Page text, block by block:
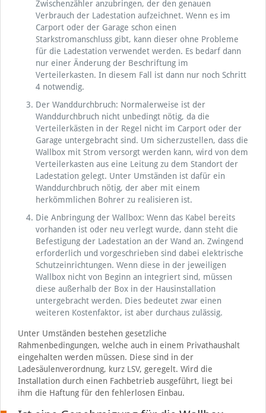
Zwischenzähler anzubringen, der den genauen
Verbrauch der Ladestation aufzeichnet. Wenn es im
Carport oder der Garage schon einen
Starkstromanschluss gibt, kann dieser ohne Probleme
für die Ladestation verwendet werden. Es bedarf dann
nur einer Änderung der Beschriftung im
Verteilerkasten. In diesem Fall ist dann nur noch Schritt
4 notwendig.
Der Wanddurchbruch: Normalerweise ist der
Wanddurchbruch nicht unbedingt nötig, da die
Verteilerkästen in der Regel nicht im Carport oder der
Garage untergebracht sind. Um sicherzustellen, dass die
Wallbox mit Strom versorgt werden kann, wird von dem
Verteilerkasten aus eine Leitung zu dem Standort der
Ladestation gelegt. Unter Umständen ist dafür ein
Wanddurchbruch nötig, der aber mit einem
herkömmlichen Bohrer zu realisieren ist.
Die Anbringung der Wallbox: Wenn das Kabel bereits
vorhanden ist oder neu verlegt wurde, dann steht die
Befestigung der Ladestation an der Wand an. Zwingend
erforderlich und vorgeschrieben sind dabei elektrische
Schutzeinrichtungen. Wenn diese in der jeweiligen
Wallbox nicht von Beginn an integriert sind, müssen
diese außerhalb der Box in der Hausinstallation
untergebracht werden. Dies bedeutet zwar einen
weiteren Kostenfaktor, ist aber durchaus zulässig.
Unter Umständen bestehen gesetzliche
Rahmenbedingungen, welche auch in einem Privathaushalt
eingehalten werden müssen. Diese sind in der
Ladesäulenverordnung, kurz LSV, geregelt. Wird die
Installation durch einen Fachbetrieb ausgeführt, liegt bei
ihm die Haftung für den fehlerlosen Einbau.